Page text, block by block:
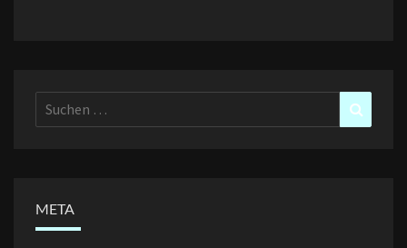
Suchen
nach:
META